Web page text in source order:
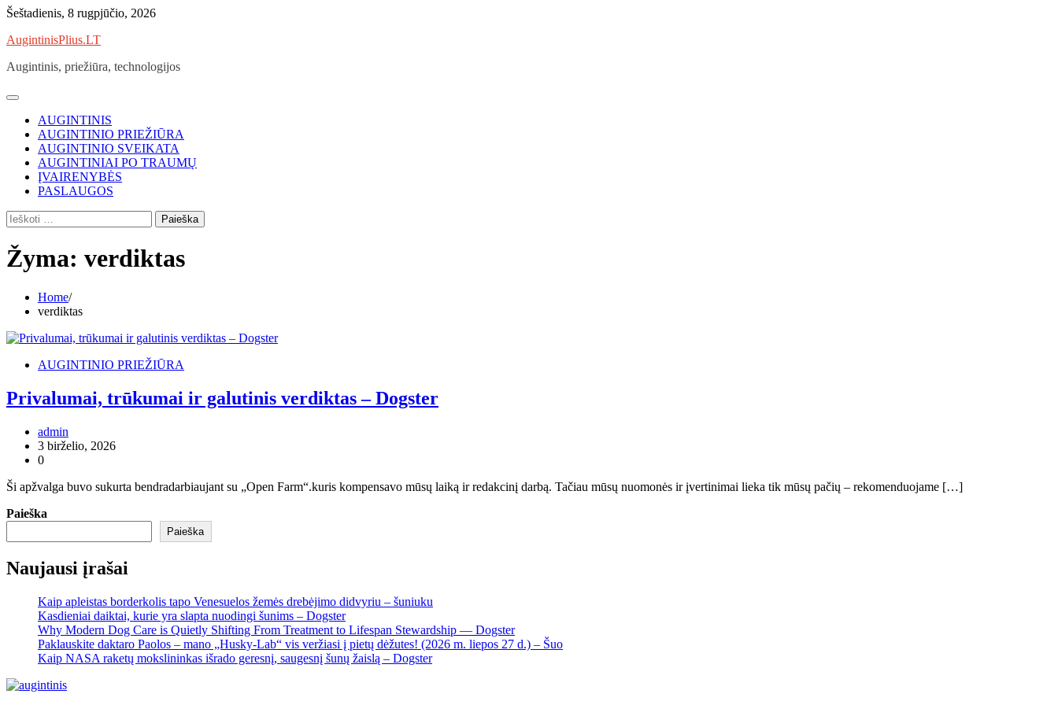
Skip
content
Šeštadienis, 8 rugpjūčio, 2026
AugintinisPlius.LT
Augintinis, priežiūra, technologijos
AUGINTINIS
AUGINTINIO PRIEŽIŪRA
AUGINTINIO SVEIKATA
AUGINTINIAI PO TRAUMŲ
ĮVAIRENYBĖS
PASLAUGOS
Ieškoti:
Žyma: verdiktas
Home
verdiktas
AUGINTINIO PRIEŽIŪRA
Privalumai, trūkumai ir galutinis verdiktas – Dogster
admin
3 birželio, 2026
0
Ši apžvalga buvo sukurta bendradarbiaujant su „Open Farm“.kuris kompensavo mūsų laiką ir redakcinį darbą. Tačiau mūsų nuomonės ir įvertinimai lieka tik mūsų pačių – rekomenduojame […]
Paieška
Paieška
Naujausi įrašai
Kaip apleistas borderkolis tapo Venesuelos žemės drebėjimo didvyriu – šuniuku
Kasdieniai daiktai, kurie yra slapta nuodingi šunims – Dogster
Why Modern Dog Care is Quietly Shifting From Treatment to Lifespan Stewardship — Dogster
Paklauskite daktaro Paolos – mano „Husky-Lab“ vis veržiasi į pietų dėžutes! (2026 m. liepos 27 d.) – Šuo
Kaip NASA raketų mokslininkas išrado geresnį, saugesnį šunų žaislą – Dogster